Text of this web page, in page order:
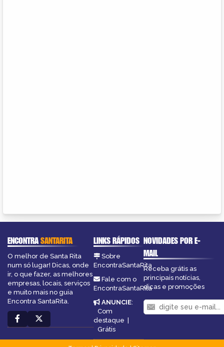
ENCONTRASANTARITA
O melhor de Santa Rita
num só lugar! Dicas, onde
ir, o que fazer, as melhores
empresas, locais, serviços
e muito mais no guia
Encontra SantaRita.
LINKS RÁPIDOS
Sobre
EncontraSantaRita
Fale com o
EncontraSantaRita
ANUNCIE:
Com
destaque |
Grátis
NOVIDADES POR E-
MAIL
Receba grátis as
principais notícias,
dicas e promoções